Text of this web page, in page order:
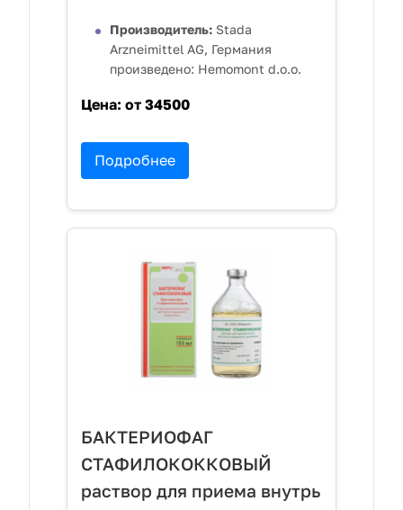
Производитель: Stada
Arzneimittel AG, Германия
произведено: Hemomont d.o.o.
Цена: от 34500
Подробнее
БАКТЕРИОФАГ
СТАФИЛОКОККОВЫЙ
раствор для приема внутрь